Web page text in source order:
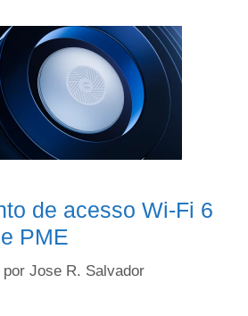
de acesso Wi-Fi 6
PME
por Jose R. Salvador